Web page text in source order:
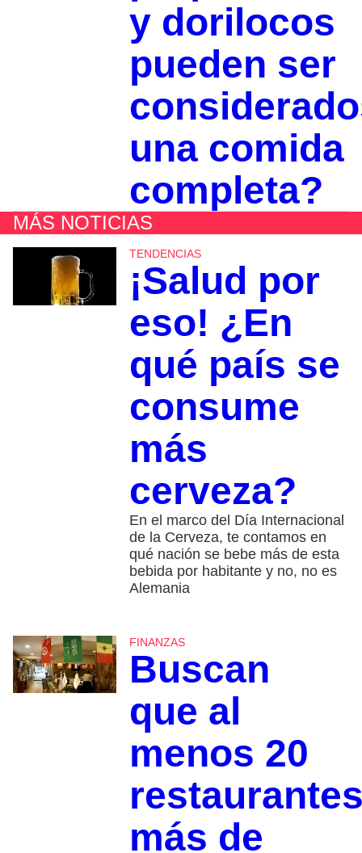
y dorilocos
pueden ser
una comida
completa?
MÁS NOTICIAS
TENDENCIAS
¡Salud por
eso! ¿En
qué país se
consume
más
cerveza?
En el marco del Día Internacional
de la Cerveza, te contamos en
qué nación se bebe más de esta
bebida por habitante y no, no es
Alemania
FINANZAS
Buscan
que al
menos 20
más de